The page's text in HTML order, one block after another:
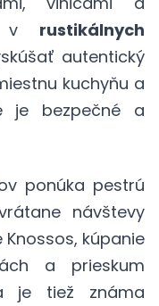
v rustikálnych
autentický
kuchyňu a
je bezpečné a
ponúka pestrú
návštevy
Knossos, kúpanie
a prieskum
je tiež známa